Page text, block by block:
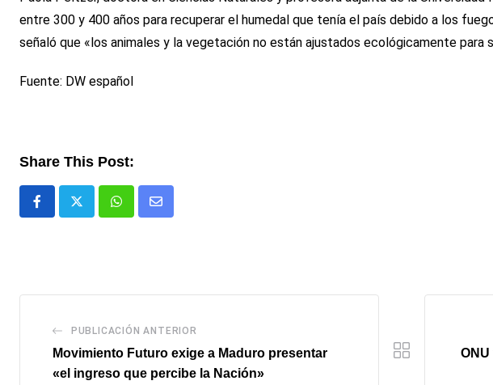
entre 300 y 400 años para recuperar el humedal que tenía el país debido a los
señaló que «los animales y la vegetación no están ajustados ecológicamente para
Fuente: DW español
Share This Post:
WhatsappComparte
PUBLICACIÓN ANTERIOR
Movimiento Futuro exige a Maduro presentar
«el ingreso que percibe la Nación»